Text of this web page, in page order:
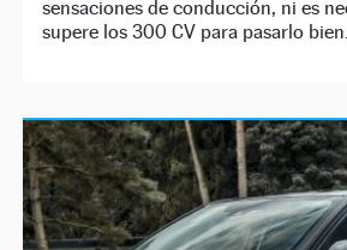
sensaciones de conducción, ni es
supere los 300 CV para pasarlo bien.